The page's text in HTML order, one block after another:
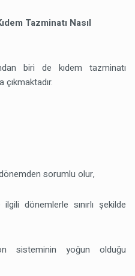
Tazminatı Nasıl
biri de kıdem tazminatı
çıkmaktadır.
sorumlu olur,
dönemlerle sınırlı şekilde
sisteminin yoğun olduğu